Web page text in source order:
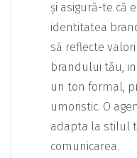
și asigură-te că
identitatea
să reflecte
brandului tău,
un ton formal,
umoristic. O
adapta la stilul
comunicarea.